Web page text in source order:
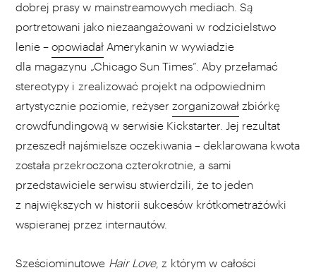
dobrej prasy w mainstreamowych mediach. Są
portretowani jako niezaangażowani w rodzicielstwo
lenie – opowiadał Amerykanin w wywiadzie
dla magazynu „Chicago Sun Times”. Aby przełamać
stereotypy i zrealizować projekt na odpowiednim
artystycznie poziomie, reżyser zorganizował zbiórkę
crowdfundingową w serwisie Kickstarter. Jej rezultat
przeszedł najśmielsze oczekiwania – deklarowana kwota
została przekroczona czterokrotnie, a sami
przedstawiciele serwisu stwierdzili, że to jeden
z największych w historii sukcesów krótkometrażówki
wspieranej przez internautów.
Sześciominutowe Hair Love, z którym w całości